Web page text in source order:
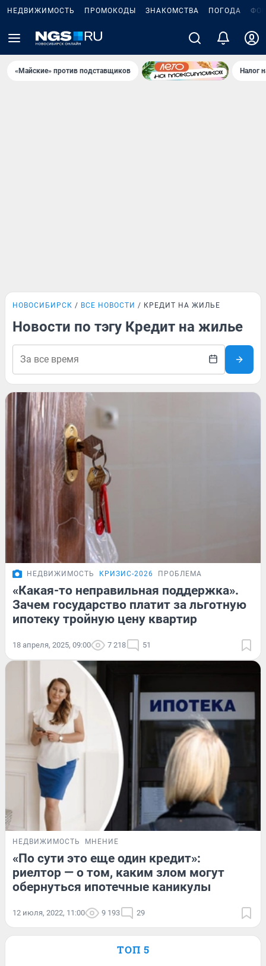
НЕДВИЖИМОСТЬ ПРОМОКОДЫ ЗНАКОМСТВА ПОГОДА
«Майские» против подставщиков Налог
НОВОСИБИРСК ВСЕ НОВОСТИ КРЕДИТ НА ЖИЛЬЕ
Новости по тэгу Кредит на жилье
НЕДВИЖИМОСТЬ КРИЗИС-2026 ПРОБЛЕМА
«Какая-то неправильная поддержка».
Зачем государство платит за льготную
ипотеку тройную цену квартир
18 апреля, 2025, 09:00 7 218 51
НЕДВИЖИМОСТЬ МНЕНИЕ
«По сути это еще один кредит»:
риелтор — о том, каким злом могут
обернуться ипотечные каникулы
12 июля, 2022, 11:00 9 193 29
ТОП 5